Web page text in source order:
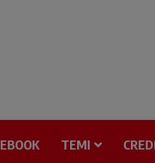
EBOOK TEMI